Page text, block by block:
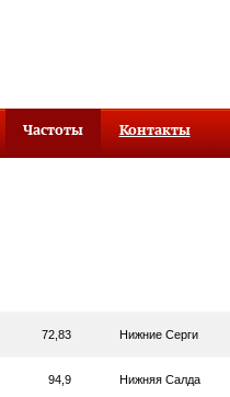
Частоты Контакты
72,83 Нижние Серги
94,9 Нижняя Салда